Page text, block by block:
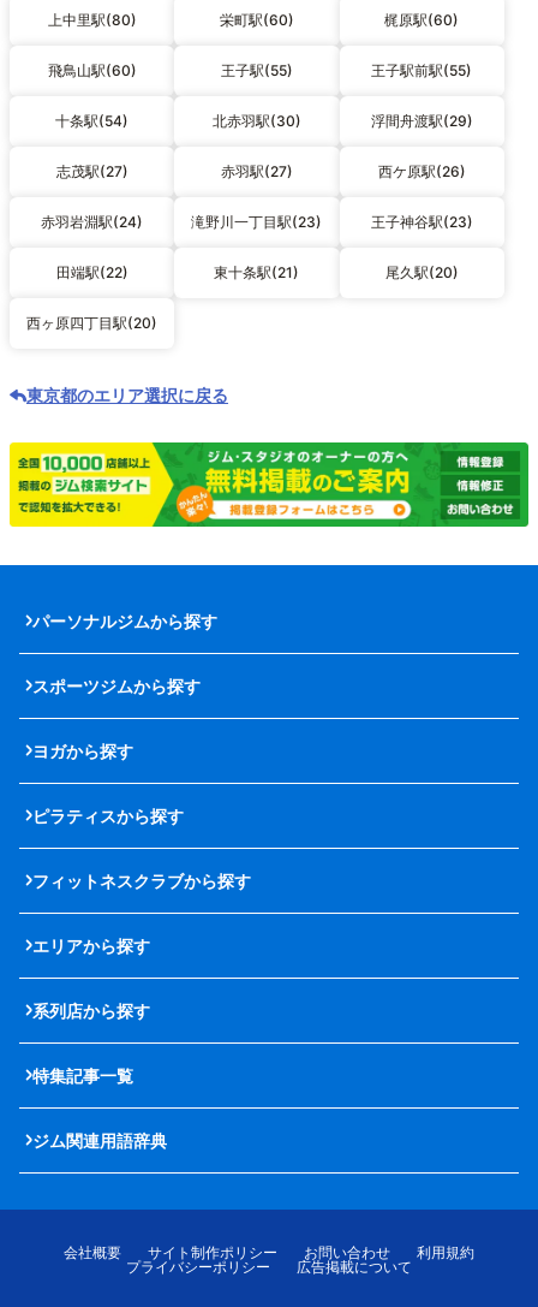
上中里駅(80) 栄町駅(60) 梶原駅(60)
飛鳥山駅(60) 王子駅(55) 王子駅前駅(55)
十条駅(54) 北赤羽駅(30) 浮間舟渡駅(29)
志茂駅(27) 赤羽駅(27) 西ケ原駅(26)
赤羽岩淵駅(24) 滝野川一丁目駅(23) 王子神谷駅(23)
田端駅(22) 東十条駅(21) 尾久駅(20)
西ヶ原四丁目駅(20)
東京都のエリア選択に戻る
パーソナルジムから探す
スポーツジムから探す
ヨガから探す
ピラティスから探す
フィットネスクラブから探す
エリアから探す
系列店から探す
特集記事一覧
ジム関連用語辞典
会社概要 サイト制作ポリシー お問い合わせ
利用規約
プライバシーポリシー
広告掲載について